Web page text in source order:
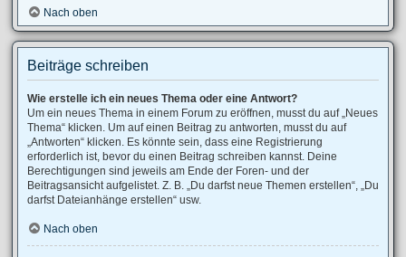
Nach oben
Beiträge schreiben
Wie erstelle ich ein neues Thema oder eine Antwort?
Um ein neues Thema in einem Forum zu eröffnen, musst du auf „Neues
Thema“ klicken. Um auf einen Beitrag zu antworten, musst du auf
„Antworten“ klicken. Es könnte sein, dass eine Registrierung
erforderlich ist, bevor du einen Beitrag schreiben kannst. Deine
Berechtigungen sind jeweils am Ende der Foren- und der
Beitragsansicht aufgelistet. Z. B. „Du darfst neue Themen erstellen“, „Du
darfst Dateianhänge erstellen“ usw.
Nach oben